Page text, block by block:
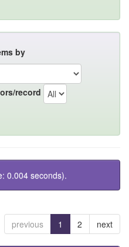
by
record
0.004 seconds).
previous 1 2 next